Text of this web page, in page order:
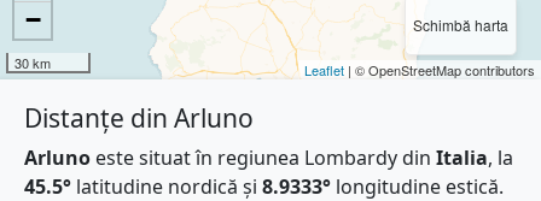
Schimbă harta
−
30 km Leaflet | © OpenStreetMap contributors
Distanțe din Arluno
Arluno este situat în regiunea Lombardy din Italia, la
45.5° latitudine nordică și 8.9333° longitudine estică.